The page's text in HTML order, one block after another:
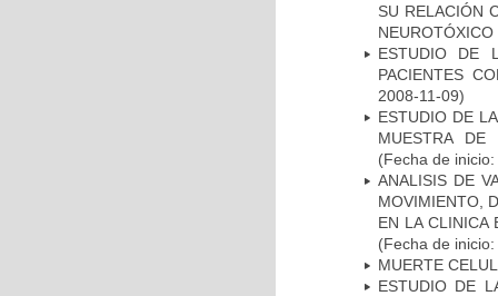
SU RELACIÓN
NEUROTÓXICO
ESTUDIO DE
PACIENTES
2008-11-09)
ESTUDIO DE
MUESTRA DE
(Fecha de
ANALISIS DE
MOVIMIENTO,
EN LA CLINICA
(Fecha de
MUERTE
ESTUDIO DE